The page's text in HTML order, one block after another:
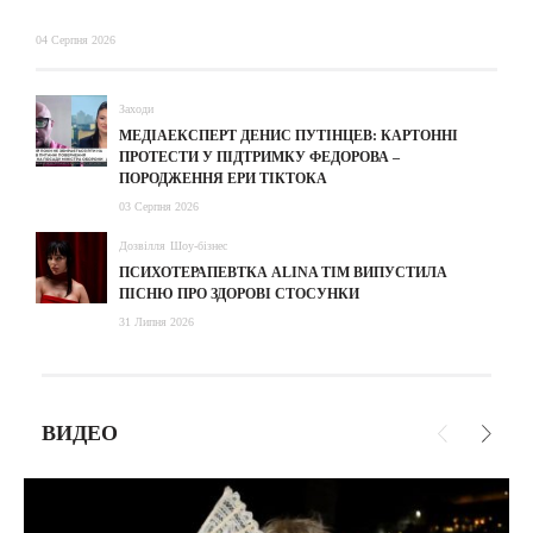
04 Серпня 2026
Заходи
МЕДІАЕКСПЕРТ ДЕНИС ПУТІНЦЕВ: КАРТОННІ
ПРОТЕСТИ У ПІДТРИМКУ ФЕДОРОВА –
ПОРОДЖЕННЯ ЕРИ ТІКТОКА
03 Серпня 2026
Дозвілля Шоу-бізнес
ПСИХОТЕРАПЕВТКА ALINA TIM ВИПУСТИЛА
ПІСНЮ ПРО ЗДОРОВІ СТОСУНКИ
31 Липня 2026
ВИДЕО